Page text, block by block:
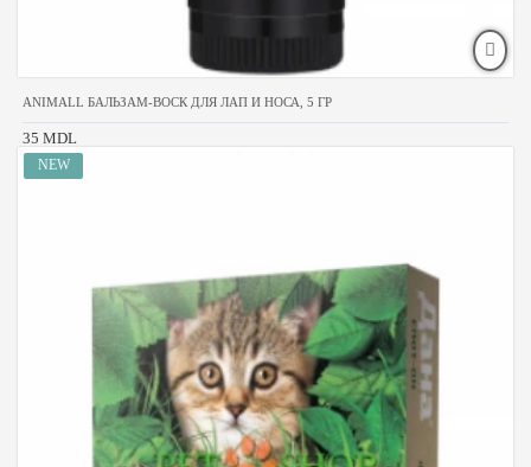
ANIMALL БАЛЬЗАМ-ВОСК ДЛЯ ЛАП И НОСА, 5 ГР
35 MDL